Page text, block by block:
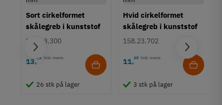
Sort cirkelformet
skålegreb i kunststof
Ø55 mm
158.23.300
13,25 Inkl. moms
26 stk på lager
Hvid cirkelformet
skålegreb i kunststof
Ø55 mm
158.23.702
11,60 Inkl. moms
3 stk på lager